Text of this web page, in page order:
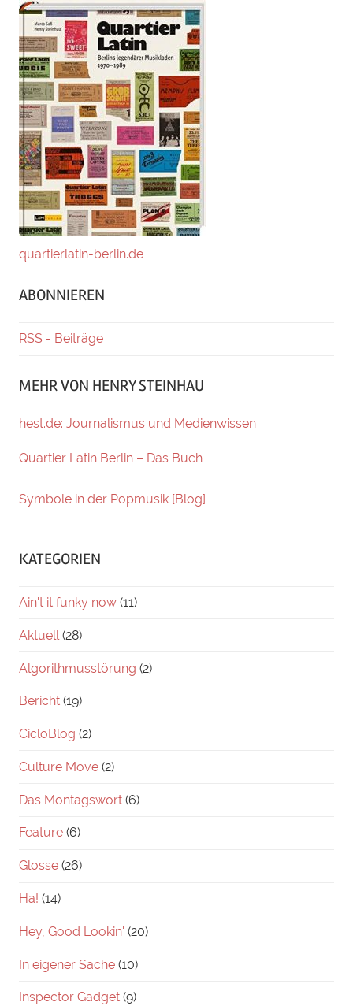
quartierlatin-berlin.de
ABONNIEREN
RSS - Beiträge
MEHR VON HENRY STEINHAU
hest.de: Journalismus und Medienwissen
Quartier Latin Berlin – Das Buch
Symbole in der Popmusik [Blog]
KATEGORIEN
Ain't it funky now (11)
Aktuell (28)
Algorithmusstörung (2)
Bericht (19)
CicloBlog (2)
Culture Move (2)
Das Montagswort (6)
Feature (6)
Glosse (26)
Ha! (14)
Hey, Good Lookin' (20)
In eigener Sache (10)
Inspector Gadget (9)